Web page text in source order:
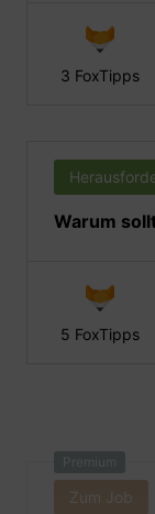
3 FoxTipps
Warum
5 FoxTipps
Premium
Zum Job